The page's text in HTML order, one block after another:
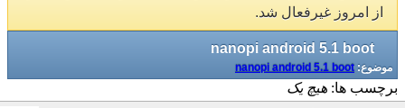
از امروز غیرفعال شد.
nanopi android 5.1 boot
موضوع: nanopi android 5.1 boot
برچسب ها: هیچ یک